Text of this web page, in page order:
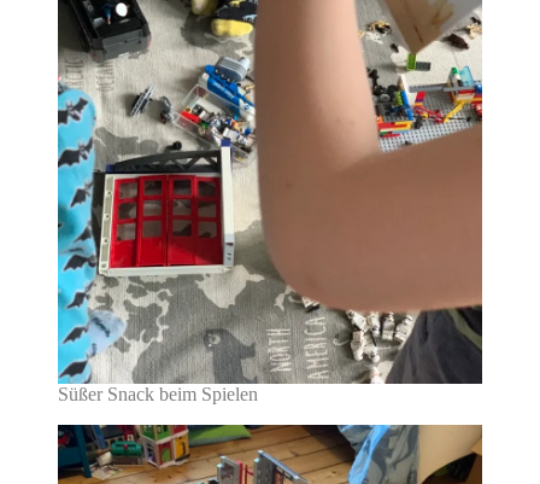
Süßer Snack beim Spielen